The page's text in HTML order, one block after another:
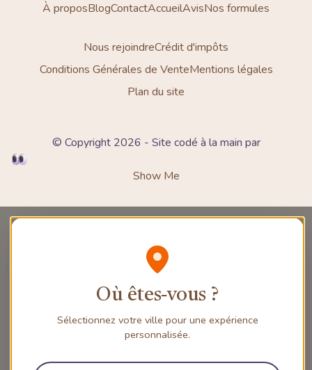
À proposBlogContactAccueilAvisNos formules
Nous rejoindreCrédit d'impôts
Conditions Générales de VenteMentions légales
Plan du site
© Copyright 2026 - Site codé à la main par
Show Me
Où êtes‑vous ?
Sélectionnez votre ville pour une expérience
personnalisée.